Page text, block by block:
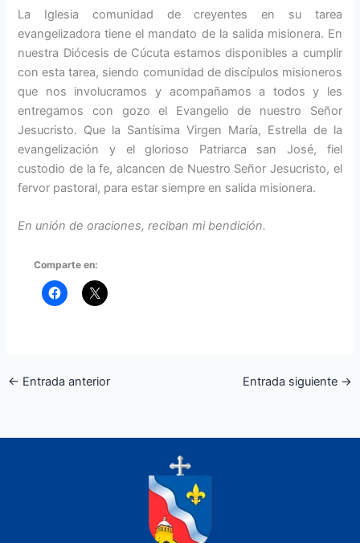
La Iglesia comunidad de creyentes en su tarea
evangelizadora tiene el mandato de la salida misionera. En
nuestra Diócesis de Cúcuta estamos disponibles a cumplir
con esta ta­rea, siendo comunidad de discípulos misioneros
que nos involucramos y acompañamos a todos y les
entrega­mos con gozo el Evangelio de nuestro Señor
Jesucristo. Que la Santísima Virgen María, Estrella de la
evange­lización y el glorioso Patriarca san José, fiel
custodio de la fe, alcancen de Nuestro Señor Jesucristo, el
fervor pastoral, para estar siempre en salida misionera.
En unión de oraciones, reciban mi bendición.
Comparte en:
← Entrada anterior Entrada siguiente →